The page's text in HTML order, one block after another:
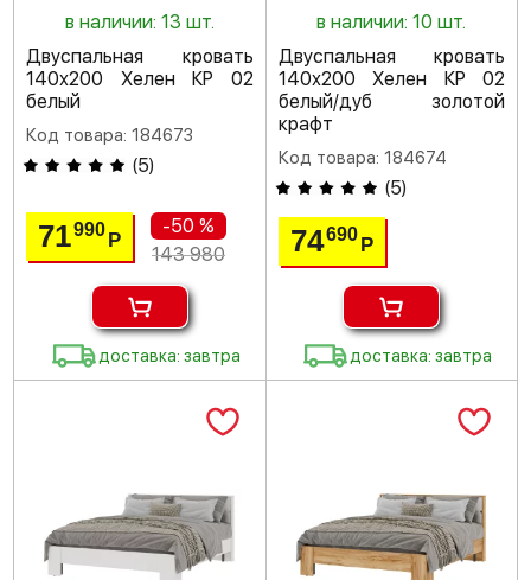
в наличии: 13 шт.
Двуспальная кровать
140х200 Хелен КР 02
белый
Код товара: 184673
(5)
71990Р
-50 %
143 980
доставка: завтра
в наличии: 10 шт.
Двуспальная кровать
140х200 Хелен КР 02
белый/дуб золотой
крафт
Код товара: 184674
(5)
74690 Р
доставка: завтра